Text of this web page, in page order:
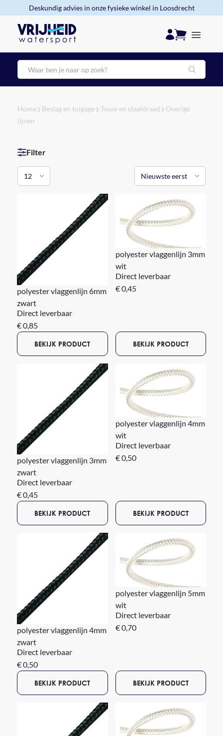
Deskundig advies in onze fysieke winkel in Loosdrecht
Zoeken
Home Beslag en tuigage Touw en staaldraad
Overige
lijnen
Filter
polyester vlaggenlijn 6mm
zwart
Direct leverbaar
€ 0,85
BEKIJK PRODUCT
polyester vlaggenlijn 3mm
wit
Direct leverbaar
€ 0,45
BEKIJK PRODUCT
polyester vlaggenlijn 3mm
zwart
Direct leverbaar
€ 0,45
BEKIJK PRODUCT
polyester vlaggenlijn 4mm
wit
Direct leverbaar
€ 0,50
BEKIJK PRODUCT
polyester vlaggenlijn 4mm
zwart
Direct leverbaar
€ 0,50
BEKIJK PRODUCT
polyester vlaggenlijn 5mm
wit
Direct leverbaar
€ 0,70
BEKIJK PRODUCT